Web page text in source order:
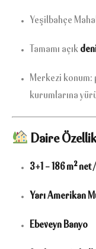
Yeşilbahçe
Tamamı açık
Merkezi konum:
kurumlarına
Daire
3+1 – 186 m² net
Yarı Amerikan
Ebeveyn Banyo